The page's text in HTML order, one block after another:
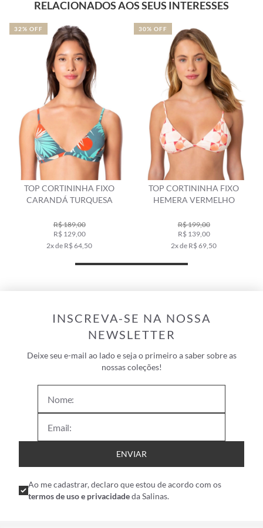
RELACIONADOS AOS SEUS INTERESSES
TOP CORTININHA FIXO
CARANDÁ TURQUESA
R$ 189,00
R$ 129,00
2x de R$ 64,50
32% OFF
TOP CORTININHA FIXO
HEMERA VERMELHO
R$ 199,00
R$ 139,00
2x de R$ 69,50
30% OFF
INSCREVA-SE NA NOSSA
NEWSLETTER
Deixe seu e-mail ao lado e seja o primeiro a saber sobre as
nossas coleções!
ENVIAR
Ao me cadastrar, declaro que estou de acordo com os
termos de uso e privacidadeda Salinas.